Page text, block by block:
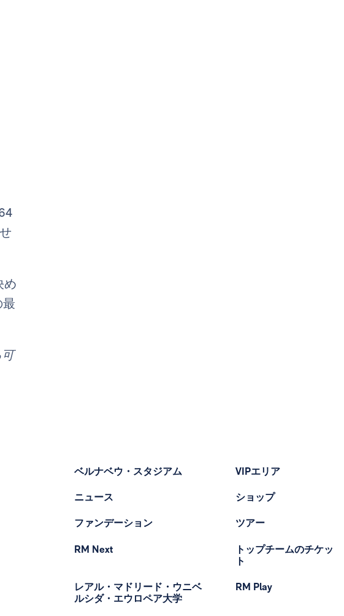
め
ベルナベウ・スタジアム
ニュース
ファンデーション
RM Next
レアル・マドリード・ウニベ
ルシダ・エウロペア大学
VIPエリア
ショップ
ツアー
トップチームのチケッ
ト
RM Play